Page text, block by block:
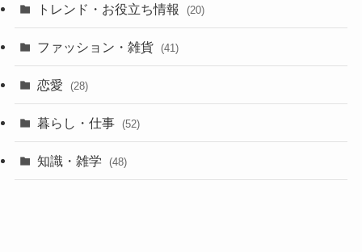
トレンド・お役立ち情報 (20)
ファッション・雑貨 (41)
恋愛 (28)
暮らし・仕事 (52)
知識・雑学 (48)